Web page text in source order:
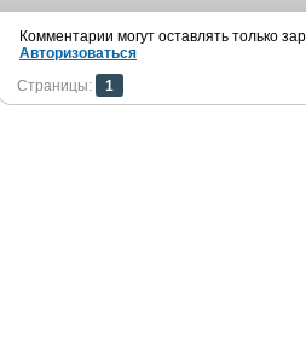
Комментарии могут оставлять только
Авторизоваться
Страницы:
1